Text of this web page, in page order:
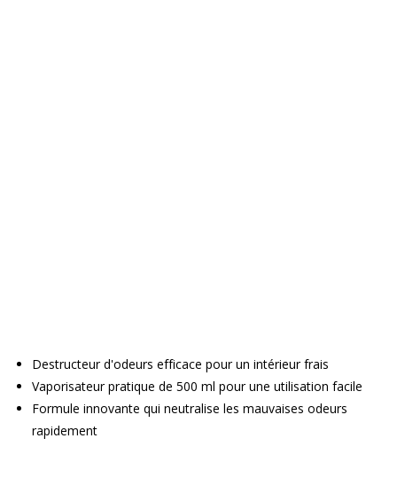
Destructeur d'odeurs efficace pour un intérieur frais
Vaporisateur pratique de 500 ml pour une utilisation facile
Formule innovante qui neutralise les mauvaises odeurs
rapidement